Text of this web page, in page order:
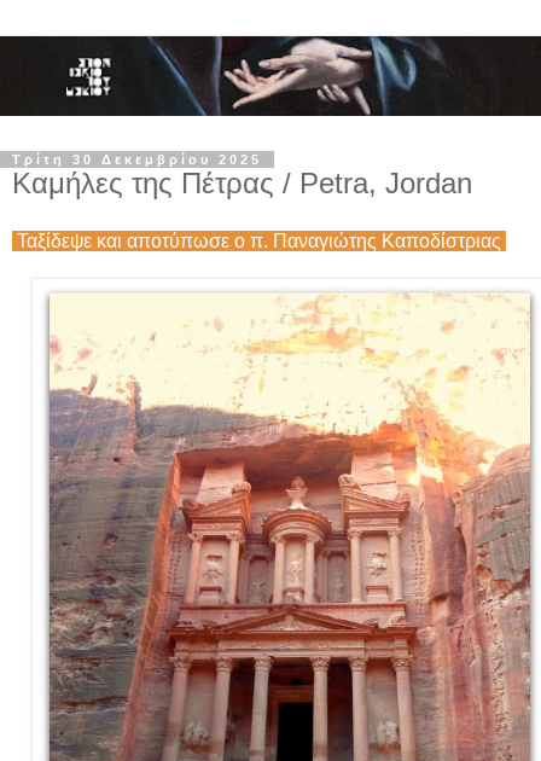
Τρίτη 30 Δεκεμβρίου 2025
Καμήλες της Πέτρας / Petra, Jordan
Ταξίδεψε και αποτύπωσε ο π. Παναγιώτης Καποδίστριας